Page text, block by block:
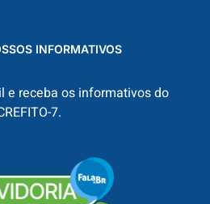
INFORMATIVOS
e receba os informativos do
7.